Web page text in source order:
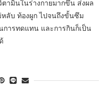
ตามินในร่างกายมากขึ้น ส่งผล
ลับ ท้องผูก ไปจนถึงขั้นซึม
นการทดแทน และการกินก็เป็น